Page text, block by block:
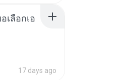
เลือกเอ
17 days ago